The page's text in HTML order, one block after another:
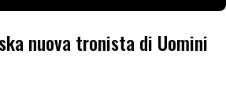
nuova tronista di Uomini